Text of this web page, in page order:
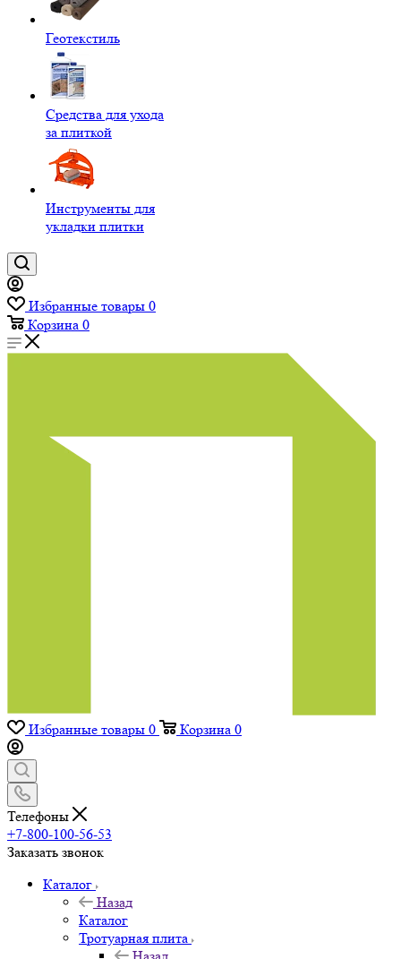
Геотекстиль
Средства для ухода
за плиткой
Инструменты для
укладки плитки
Избранные товары 0
Корзина 0
Избранные товары 0 Корзина 0
Телефоны
+7-800-100-56-53
Заказать звонок
Каталог
Назад
Каталог
Тротуарная плита